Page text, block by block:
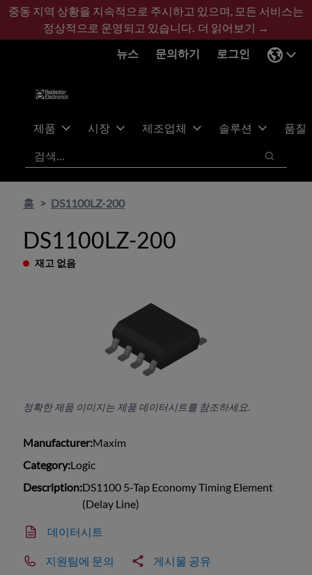
기
콘
바
글
중동 지역 상황을 지속적으로 주시하고 있으며, 모든 서비스는
정상적으로 운영되고 있습니다. 더 읽어보기 →
뉴스
문의하기 로그인
제품 시장 제조업체 솔루션
품질
검색
검색
홈 DS1100LZ-200
DS1100LZ-200
재고 없음
정확한 제품 이미지는 제품 데이터시트를 참조하세요.
Manufacturer:Maxim
Category:Logic
Description:DS1100 5-Tap Economy Timing Element
(Delay Line)
데이터시트
지원팀에 문의 게시물 공유